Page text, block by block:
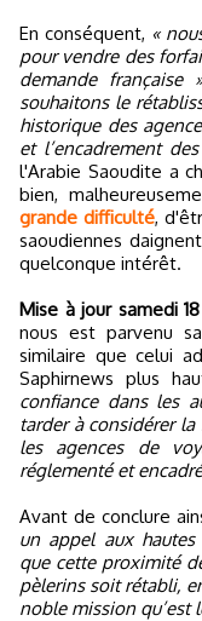
En conséquent, «
pour vendre des
demande française
souhaitons le
historique des
et l’encadrement
l'Arabie Saoudite a
bien,
grande difficulté,
saoudiennes
quelconque intérêt.
Mise à jour samedi
nous est parvenu
similaire que celui
Saphirnews plus
confiance dans les
tarder à considérer
les agences de
réglementé et
Avant de conclure
un appel aux
que cette proximité
pèlerins soit rétabli,
noble mission qu’est